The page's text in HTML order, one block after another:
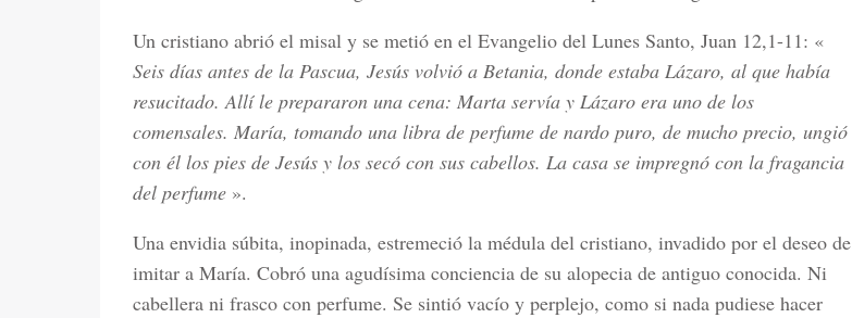
Un cristiano abrió el misal y se metió en el Evangelio del Lunes Santo, Juan 12,1-11: «
Seis días antes de la Pascua, Jesús volvió a Betania, donde estaba Lázaro, al que había
resucitado. Allí le prepararon una cena: Marta servía y Lázaro era uno de los
comensales. María, tomando una libra de perfume de nardo puro, de mucho precio, ungió
con él los pies de Jesús y los secó con sus cabellos. La casa se impregnó con la fragancia
del perfume ».
Una envidia súbita, inopinada, estremeció la médula del cristiano, invadido por el deseo de
imitar a María. Cobró una agudísima conciencia de su alopecia de antiguo conocida. Ni
cabellera ni frasco con perfume. Se sintió vacío y perplejo, como si nada pudiese hacer